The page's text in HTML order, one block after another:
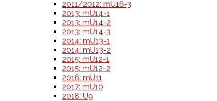
2011/2012: mU16-3
2013: mU14-1
2013: mU14-2
2013: mU14-3
2014: mU13-1
2014: mU13-2
2015: mU12-1
2015: mU12-2
2016: mU11
2017: mU10
2018: U9